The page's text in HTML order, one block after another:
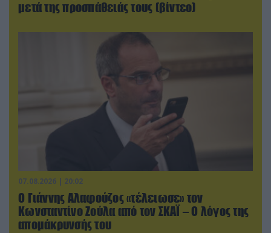
μετά της προσπάθειάς τους (βίντεο)
07.08.2026 | 20:02
Ο Γιάννης Αλαφούζος «τέλειωσε» τον
Κωνσταντίνο Ζούλα από τον ΣΚΑΪ – Ο λόγος της
απομάκρυνσής του